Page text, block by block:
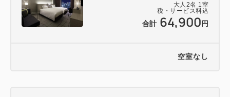
大人 2名 1 室
税・サービス料込
合計 64,900円
空室なし